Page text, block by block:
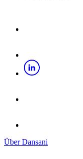
Über Dansani